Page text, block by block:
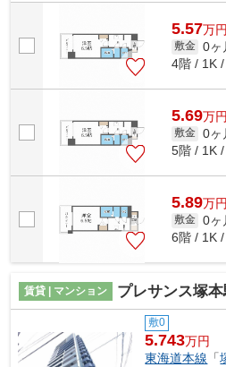
5.57万円
敷金 0ヶ
4階 / 1K
5.69万円
敷金 0ヶ
5階 / 1K
5.89万円
敷金 0ヶ
6階 / 1K
賃貸 | マンション プレサンス塚
敷0
5.743万円
東海道本線 「